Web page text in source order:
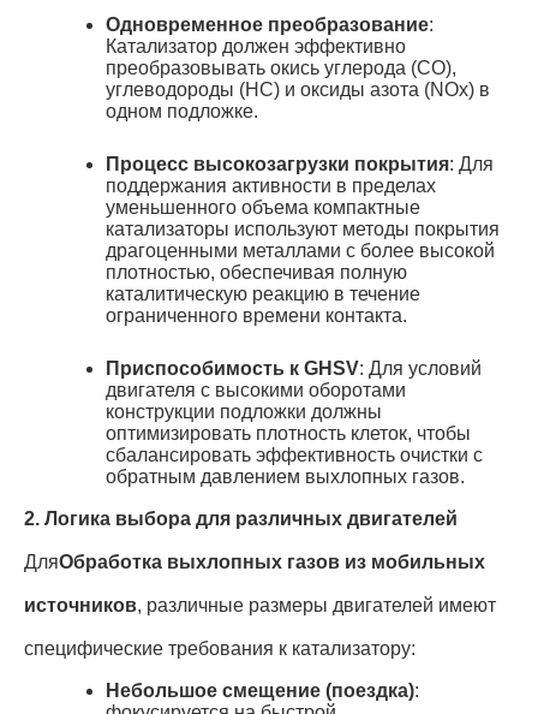
Одновременное преобразование:
Катализатор должен эффективно
преобразовывать окись углерода (CO),
углеводороды (HC) и оксиды азота (NOx) в
одном подложке.
Процесс высокозагрузки покрытия: Для
поддержания активности в пределах
уменьшенного объема компактные
катализаторы используют методы покрытия
драгоценными металлами с более высокой
плотностью, обеспечивая полную
каталитическую реакцию в течение
ограниченного времени контакта.
Приспособимость к GHSV: Для условий
двигателя с высокими оборотами
конструкции подложки должны
оптимизировать плотность клеток, чтобы
сбалансировать эффективность очистки с
обратным давлением выхлопных газов.
2. Логика выбора для различных двигателей
ДляОбработка выхлопных газов из мобильных
источников, различные размеры двигателей имеют
специфические требования к катализатору:
Небольшое смещение (поездка):